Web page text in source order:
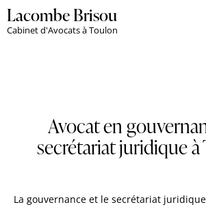
Lacombe Brisou
Cabinet d'Avocats à Toulon
Avocat en
secrétariat juridique à
La gouvernance et le secrétariat